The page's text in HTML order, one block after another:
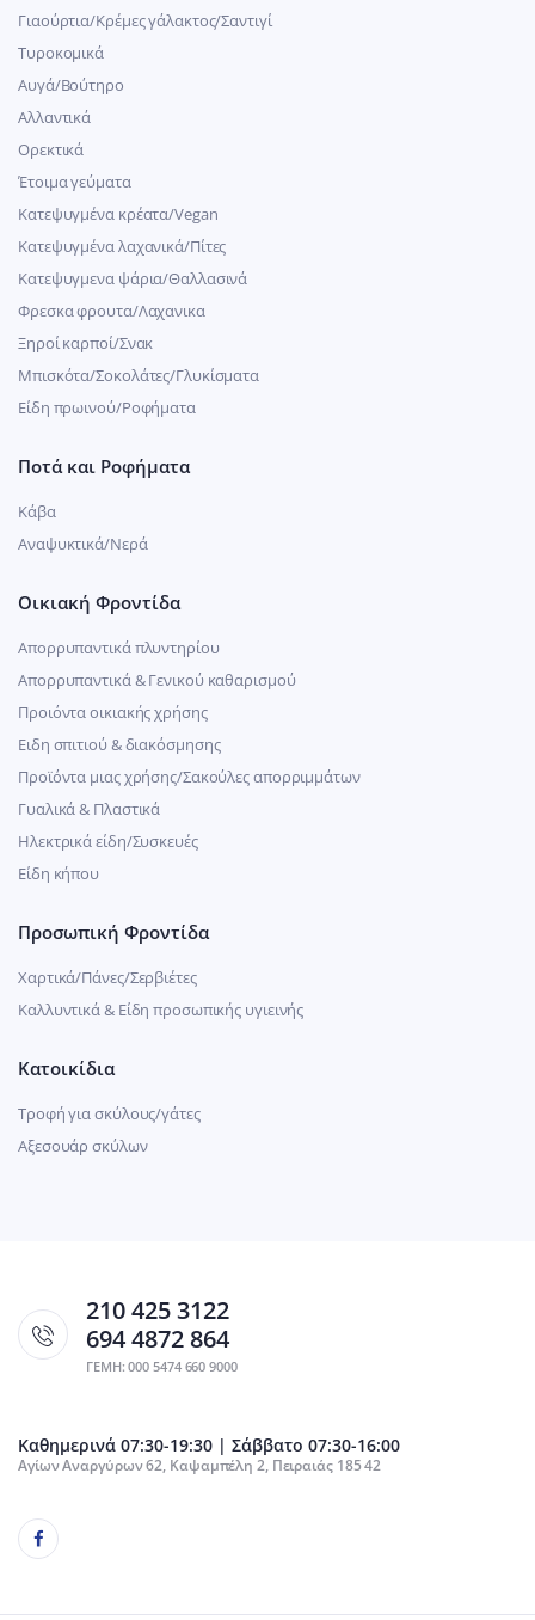
Γιαούρτια/Κρέμες γάλακτος/Σαντιγί
Τυροκομικά
Αυγά/Βούτηρο
Αλλαντικά
Ορεκτικά
Έτοιμα γεύματα
Κατεψυγμένα κρέατα/Vegan
Kατεψυγμένα λαχανικά/Πίτες
Κατεψυγμενα ψάρια/Θαλλασινά
Φρεσκα φρουτα/Λαχανικα
Ξηροί καρποί/Σνακ
Μπισκότα/Σοκολάτες/Γλυκίσματα
Είδη πρωινού/Ροφήματα
Ποτά και Ροφήματα
Κάβα
Αναψυκτικά/Νερά
Οικιακή Φροντίδα
Απορρυπαντικά πλυντηρίου
Απορρυπαντικά & Γενικού καθαρισμού
Προιόντα οικιακής χρήσης
Ειδη σπιτιού & διακόσμησης
Προϊόντα μιας χρήσης/Σακούλες απορριμμάτων
Γυαλικά & Πλαστικά
Ηλεκτρικά είδη/Συσκευές
Είδη κήπου
Προσωπική Φροντίδα
Χαρτικά/Πάνες/Σερβιέτες
Καλλυντικά & Είδη προσωπικής υγιεινής
Κατοικίδια
Τροφή για σκύλους/γάτες
Αξεσουάρ σκύλων
210 425 3122
694 4872 864
ΓΕΜΗ: 000 5474 660 9000
Καθημερινά 07:30-19:30 | Σάββατο 07:30-16:00
Αγίων Αναργύρων 62, Καψαμπέλη 2, Πειραιάς 185 42